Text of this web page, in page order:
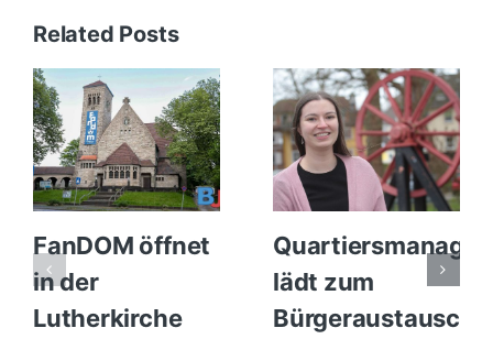
Related Posts
FanDOM öffnet
in der
Lutherkirche
lädt zum
Bürgeraustausch